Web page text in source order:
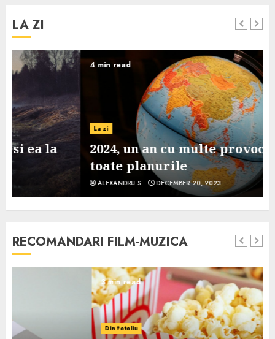
LA ZI
4 min read
La zi
2024, un an cu multe provocari pe
toate planurile
ALEXANDRU S. DECEMBER 20, 2023
RECOMANDARI FILM-MUZICA
Din fotoliu